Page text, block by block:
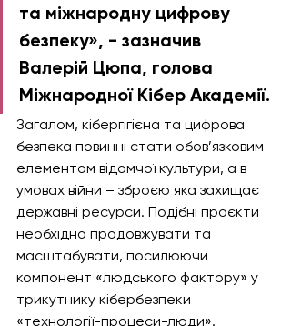
та міжнародну цифрову
безпеку», - зазначив
Валерій Цюпа, голова
Міжнародної Кібер Академії.
Загалом, кібергігієна та цифрова
безпека повинні стати обов’язковим
елементом відомчої культури, а в
умовах війни – зброєю яка захищає
державні ресурси. Подібні проєкти
необхідно продовжувати та
масштабувати, посилюючи
компонент «людського фактору» у
трикутнику кібербезпеки
«технології-процеси-люди».